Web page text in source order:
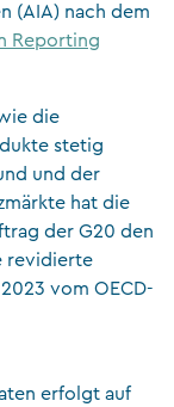
(AIA) nach dem
Reporting
die
stetig
und der
hat die
der G20 den
revidierte
vom OECD-
erfolgt auf